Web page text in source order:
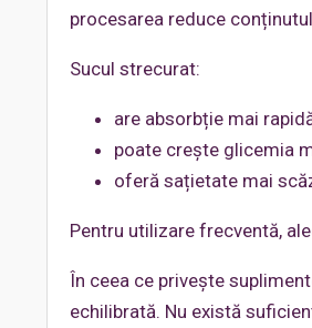
procesarea reduce
Sucul strecurat:
are absorbție mai
poate crește glicemia
oferă sațietate mai
Pentru utilizare frecventă,
În ceea ce privește
echilibrată. Nu există